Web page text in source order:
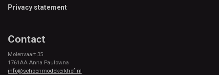
Privacy statement
Contact
Molenvaart 35
1761AA Anna Paulowna
info@schoenmodekerkhof.nl